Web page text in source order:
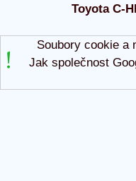
Toyota C-
Soubory cookie a
Jak společnost